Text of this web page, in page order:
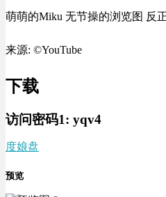
萌萌的Miku 无节操的浏览图 反
来源: ©YouTube
下载
访问密码1: yqv4
度娘盘
预览